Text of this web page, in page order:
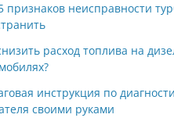
признаков неисправности
расход топлива на
инструкция по
своими руками